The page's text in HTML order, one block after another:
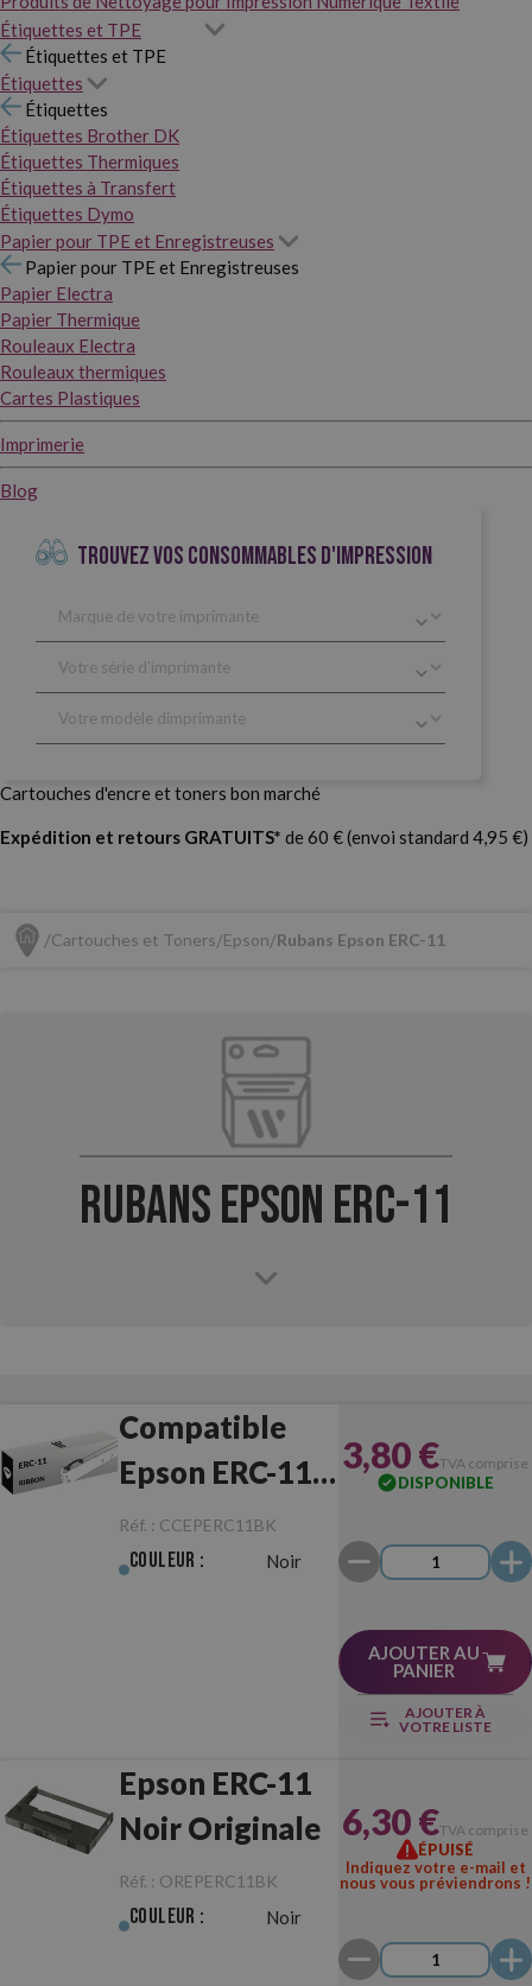
Étiquettes et TPE
Étiquettes et TPE
Étiquettes
Étiquettes
Étiquettes Brother DK
Étiquettes Thermiques
Étiquettes à Transfert
Étiquettes Dymo
Papier pour TPE et Enregistreuses
Papier pour TPE et Enregistreuses
Papier Electra
Papier Thermique
Rouleaux Electra
Rouleaux thermiques
Cartes Plastiques
Imprimerie
Blog
TROUVEZ VOS CONSOMMABLES D'IMPRESSION
Cartouches d'encre et toners bon marché
Expédition et retours GRATUITS* de 60 € (envoi standard 4,95 €)
Cartouches et Toners Epson Rubans Epson ERC-11
Rubans Epson ERC-11
Compatible
Epson ERC-11
Noir
Réf. : CCEPERC11BK
Couleur : Noir
3,80 €TVA comprise
DISPONIBLE
AJOUTER AU
PANIER
AJOUTER À
VOTRE LISTE
Epson ERC-11
Noir Originale
Réf. : OREPERC11BK
Couleur : Noir
6,30 €TVA comprise
ÉPUISÉ
Indiquez votre e-mail et
nous vous préviendrons !